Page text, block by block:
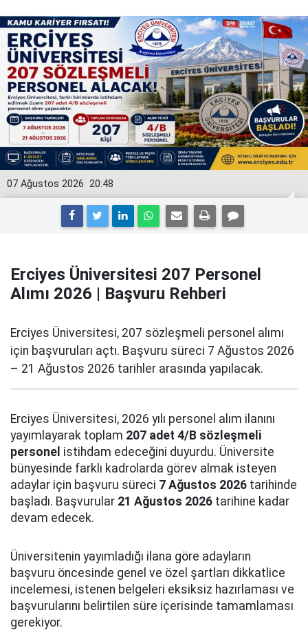
20:48
07 Ağustos 2026
Erciyes Üniversitesi 207 Personel
Alımı 2026 | Başvuru Rehberi
Erciyes Üniversitesi, 207 sözleşmeli personel alımı
için başvuruları açtı. Başvuru süreci 7 Ağustos 2026
– 21 Ağustos 2026 tarihler arasında yapılacak.
Erciyes Üniversitesi, 2026 yılı personel alım ilanını
yayımlayarak toplam 207 adet 4/B sözleşmeli
personel istihdam edeceğini duyurdu. Üniversite
bünyesinde farklı kadrolarda görev almak isteyen
adaylar için başvuru süreci 7 Ağustos 2026 tarihinde
başladı. Başvurular 21 Ağustos 2026 tarihine kadar
devam edecek.
Üniversitenin yayımladığı ilana göre adayların
başvuru öncesinde genel ve özel şartları dikkatlice
incelemesi, istenen belgeleri eksiksiz hazırlaması ve
başvurularını belirtilen süre içerisinde tamamlaması
gerekiyor.